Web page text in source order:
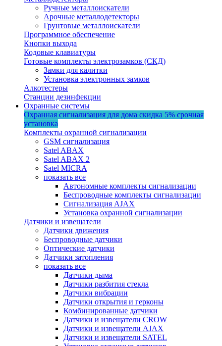
Ручные металлоискатели
Арочные металлодетекторы
Грунтовые металлоискатели
Программное обеспечение
Кнопки выхода
Кодовые клавиатуры
Готовые комплекты электрозамков (СКД)
Замки для калитки
Установка электронных замков
Алкотестеры
Станции дезинфекции
Охранные системы
Охранная сигнализация для дома скидка 5% срочная
установка
Комплекты охранной сигнализации
GSM сигнализация
Satel ABAX
Satel ABAX 2
Satel MICRA
показать все
Автономные комплекты сигнализации
Беспроводные комплекты сигнализации
Сигнализация AJAX
Установка охранной сигнализации
Датчики и извещатели
Датчики движения
Беспроводные датчики
Оптические датчики
Датчики затопления
показать все
Датчики дыма
Датчики разбития стекла
Датчики вибрации
Датчики открытия и герконы
Комбинированные датчики
Датчики и извещатели CROW
Датчики и извещатели AJAX
Датчики и извещатели SATEL